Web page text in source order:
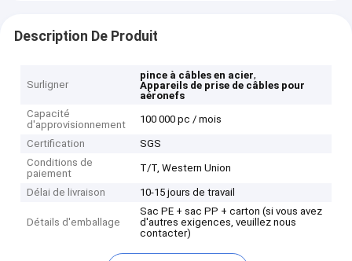
Description De Produit
Surligner
pince à câbles en acier,
Appareils de prise de câbles pour
aéronefs
Capacité
d'approvisionnement
100 000 pc / mois
Certification
SGS
Conditions de
paiement
T/T, Western Union
Délai de livraison 10-15 jours de travail
Détails d'emballage
Sac PE + sac PP + carton (si vous avez
d'autres exigences, veuillez nous
contacter)